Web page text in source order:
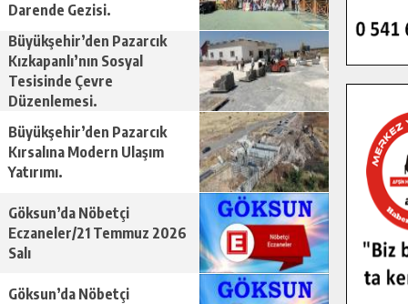
Darende Gezisi.
Büyükşehir’den Pazarcık
Kızkapanlı’nın Sosyal
Tesisinde Çevre
Düzenlemesi.
Büyükşehir’den Pazarcık
Kırsalına Modern Ulaşım
Yatırımı.
Göksun’da Nöbetçi
Eczaneler/21 Temmuz 2026
Salı
Göksun’da Nöbetçi